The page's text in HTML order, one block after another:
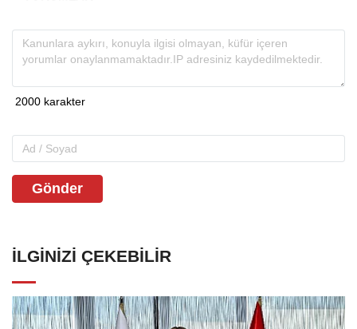
Gönder
İLGINIZI ÇEKEBILIR